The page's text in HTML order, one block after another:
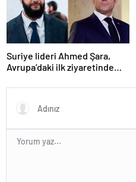
Suriye lideri Ahmed Şara,
Avrupa’daki ilk ziyaretinde